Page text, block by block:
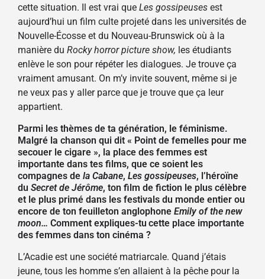
cette situation. Il est vrai que Les gossipeuses est
aujourd’hui un film culte projeté dans les universités de
Nouvelle-Écosse et du Nouveau-Brunswick où à la
manière du Rocky horror picture show, les étudiants
enlève le son pour répéter les dialogues. Je trouve ça
vraiment amusant. On m’y invite souvent, même si je
ne veux pas y aller parce que je trouve que ça leur
appartient.
Parmi les thèmes de ta génération, le féminisme.
Malgré la chanson qui dit « Point de femelles pour me
secouer le cigare », la place des femmes est
importante dans tes films, que ce soient les
compagnes de la Cabane, Les gossipeuses, l’héroïne
du Secret de Jérôme, ton film de fiction le plus célèbre
et le plus primé dans les festivals du monde entier ou
encore de ton feuilleton anglophone Emily of the new
moon… Comment expliques-tu cette place importante
des femmes dans ton cinéma ?
L’Acadie est une société matriarcale. Quand j’étais
jeune, tous les homme s’en allaient à la pêche pour la